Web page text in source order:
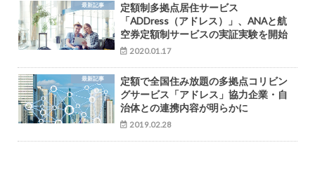
最新記事
定額制多拠点居住サービス
「ADDress（アドレス）」、ANAと航
空券定額制サービスの実証実験を開始
2020.01.17
最新記事
定額で全国住み放題の多拠点コリビン
グサービス「アドレス」協力企業・自
治体との連携内容が明らかに
2019.02.28